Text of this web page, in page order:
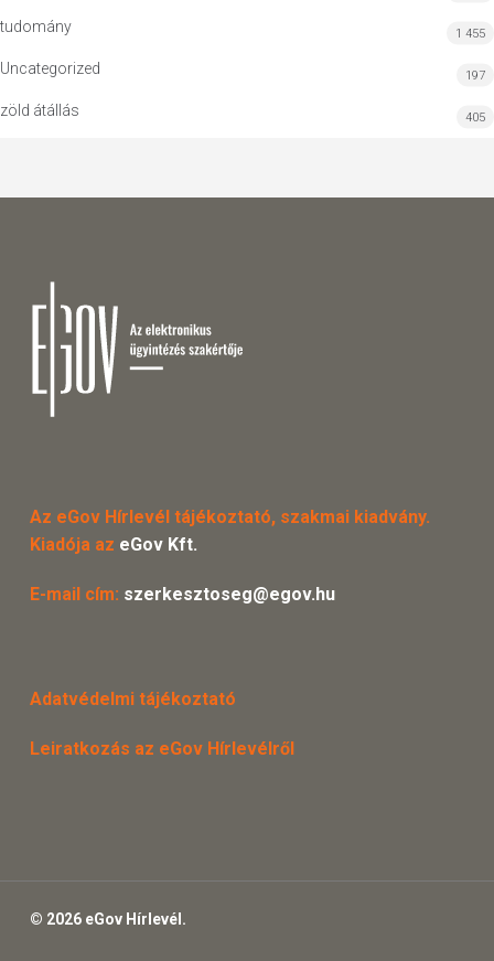
tudomány 1 455
Uncategorized 197
zöld átállás 405
Az eGov Hírlevél tájékoztató, szakmai kiadvány.
Kiadója az eGov Kft.
E-mail cím: szerkesztoseg@egov.hu
Adatvédelmi tájékoztató
Leiratkozás az eGov Hírlevélről
© 2026 eGov Hírlevél.